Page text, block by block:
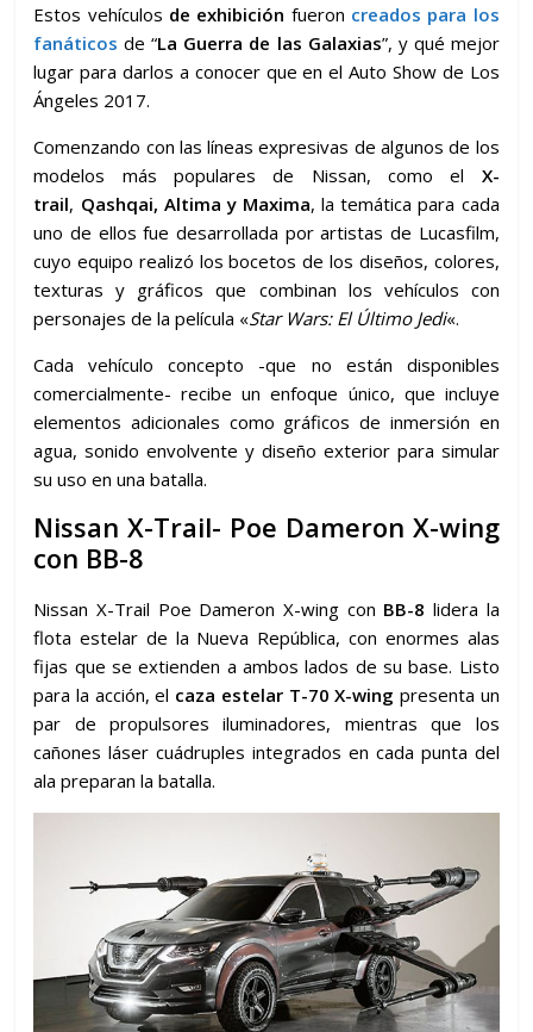
Estos vehículos de exhibición fueron creados para los
fanáticos de “La Guerra de las Galaxias”, y qué mejor
lugar para darlos a conocer que en el Auto Show de Los
Ángeles 2017.
Comenzando con las líneas expresivas de algunos de los
modelos más populares de Nissan, como el X-
trail, Qashqai, Altima y Maxima, la temática para cada
uno de ellos fue desarrollada por artistas de Lucasfilm,
cuyo equipo realizó los bocetos de los diseños, colores,
texturas y gráficos que combinan los vehículos con
personajes de la película «Star Wars: El Último Jedi«.
Cada vehículo concepto -que no están disponibles
comercialmente- recibe un enfoque único, que incluye
elementos adicionales como gráficos de inmersión en
agua, sonido envolvente y diseño exterior para simular
su uso en una batalla.
Nissan X-Trail- Poe Dameron X-wing
con BB-8
Nissan X-Trail Poe Dameron X-wing con BB-8 lidera la
flota estelar de la Nueva República, con enormes alas
fijas que se extienden a ambos lados de su base. Listo
para la acción, el caza estelar T-70 X-wing presenta un
par de propulsores iluminadores, mientras que los
cañones láser cuádruples integrados en cada punta del
ala preparan la batalla.